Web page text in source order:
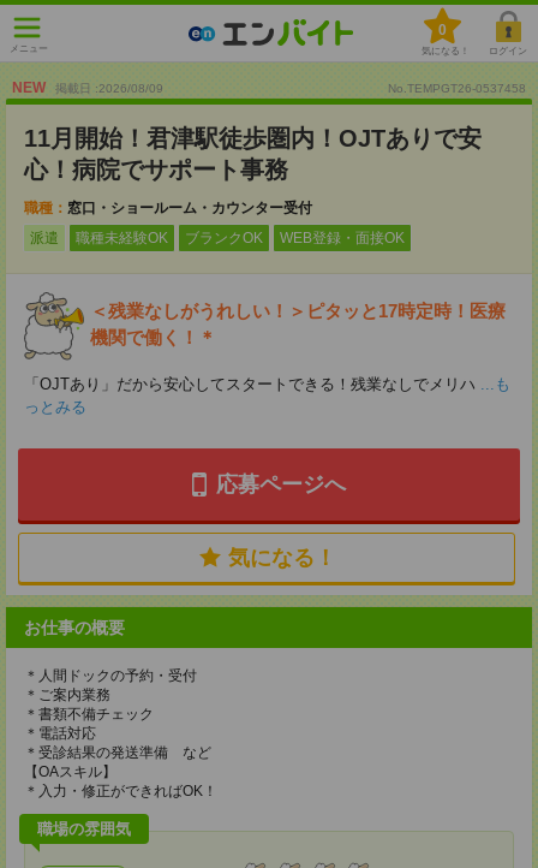
メニュー
0
気になる！ ログイン
NEW 掲載日 :2026/08/09 No.TEMPGT26-0537458
11月開始！君津駅徒歩圏内！OJTありで安
心！病院でサポート事務
職種： 窓口・ショールーム・カウンター受付
派遣
職種未経験OK ブランクOK WEB登録・面接OK
＜残業なしがうれしい！＞ピタッと17時定時！医療
機関で働く！＊
「OJTあり」だから安心してスタートできる！残業なしでメリハ ...も
っとみる
応募ページへ
気になる！
お仕事の概要
＊人間ドックの予約・受付
＊ご案内業務
＊書類不備チェック
＊電話対応
＊受診結果の発送準備 など
【OAスキル】
＊入力・修正ができればOK！
職場の雰囲気